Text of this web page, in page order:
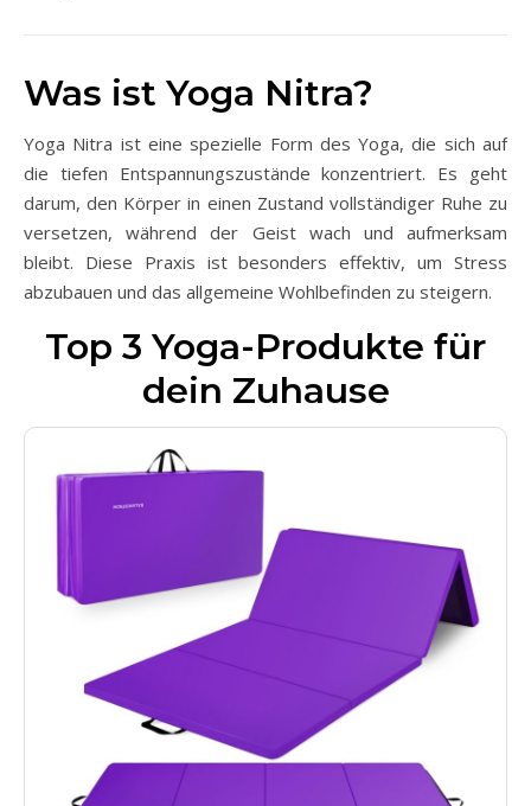
Was ist Yoga Nitra?
Yoga Nitra ist eine spezielle Form des Yoga, die sich auf
die tiefen Entspannungszustände konzentriert. Es geht
darum, den Körper in einen Zustand vollständiger Ruhe zu
versetzen, während der Geist wach und aufmerksam
bleibt. Diese Praxis ist besonders effektiv, um Stress
abzubauen und das allgemeine Wohlbefinden zu steigern.
Top 3 Yoga-Produkte für
dein Zuhause